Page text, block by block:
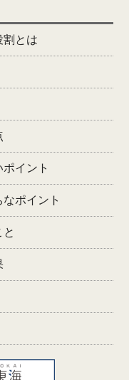
割とは
イント
ポイント